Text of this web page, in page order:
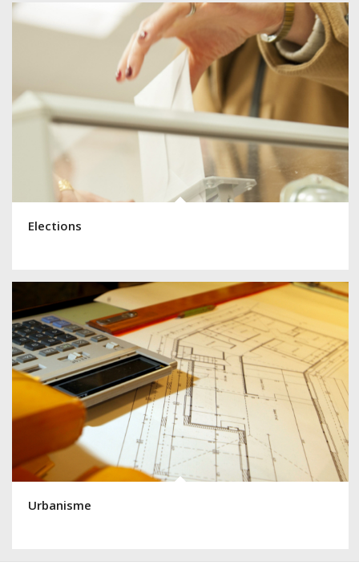
Elections
Urbanisme